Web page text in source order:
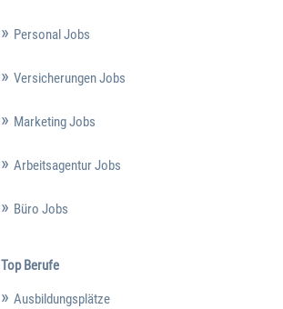
Personal Jobs
Versicherungen Jobs
Marketing Jobs
Arbeitsagentur Jobs
Büro Jobs
Top Berufe
Ausbildungsplätze